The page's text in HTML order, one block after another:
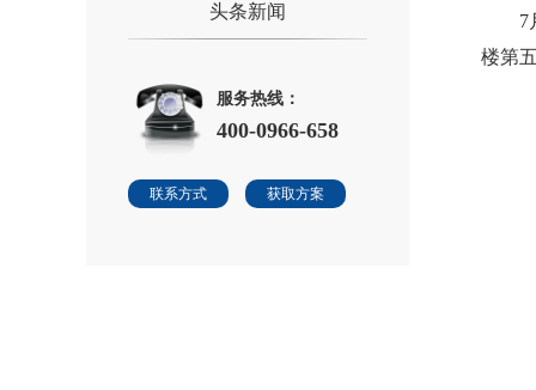
头条新闻
服务热线：
400-0966-658
联系方式 获取方案
7
楼第